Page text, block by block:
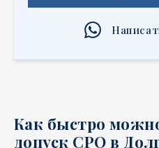
Как быстро
допуск СРО в